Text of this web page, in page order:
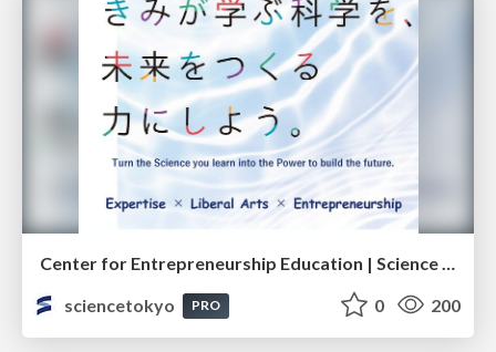
sciencetokyo
PRO 0 200